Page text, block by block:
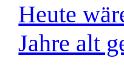
Heute
Jahre alt